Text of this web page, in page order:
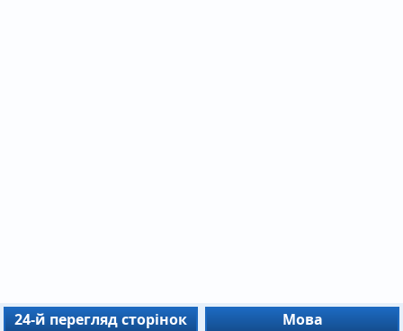
24-й перегляд сторінок
Мова